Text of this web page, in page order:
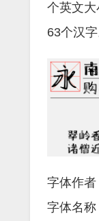
个英文
63个汉字
字体作
字体名